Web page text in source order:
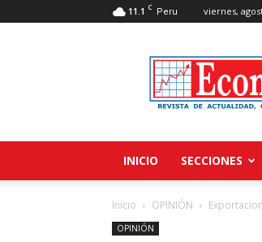
11.1 C Peru viernes,
INICIO SECCIONES
Inicio OPINIÓN
OPINIÓN